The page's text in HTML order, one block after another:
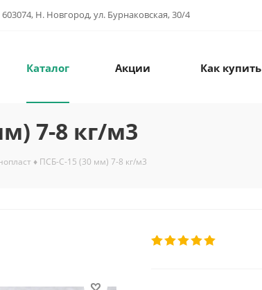
603074, Н. Новгород, ул. Бурнаковская, 30/4
Каталог Акции Как купить
7-8 кг/м3
♦ ПСБ-С-15 (30 мм) 7-8 кг/м3